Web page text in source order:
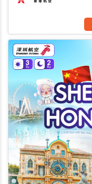
14 ส.ค. 69 - 17 ส.ค. 69
25 ส.ค. 69 - 28 ส.ค. 69
28 ส.ค. 69 - 31 ส.ค. 69
01 ก.ย. 69 - 04 ก.ย. 69
04 ก.ย. 69 - 07 ก.ย. 69
09 ก.ย. 69 - 12 ก.ย. 69
13 ก.ย. 69 - 16 ก.ย. 69
16 ก.ย. 69 - 19 ก.ย. 69
20 ก.ย. 69 - 23 ก.ย. 69
23 ก.ย. 69 - 26 ก.ย. 69
27 ก.ย. 69 - 30 ก.ย. 69
30 ก.ย. 69 - 03 ต.ค. 69
04 ต.ค. 69 - 07 ต.ค. 69
07 ต.ค. 69 - 10 ต.ค. 69
11 ต.ค. 69 - 14 ต.ค. 69
14 ต.ค. 69 - 17 ต.ค. 69